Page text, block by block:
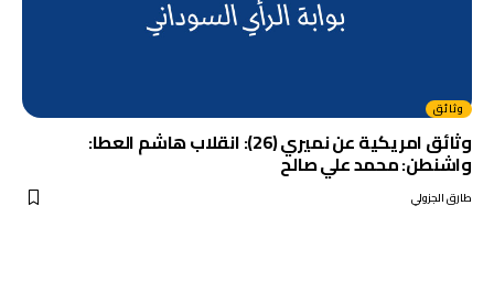
وثائق
وثائق امريكية عن نميري (26): انقلاب هاشم العطا:
واشنطن: محمد علي صالح
طارق الجزولي